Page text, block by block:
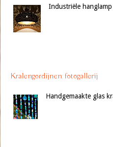
Industriële
Kralengordijnen fotogallerij
Handgemaakte glas